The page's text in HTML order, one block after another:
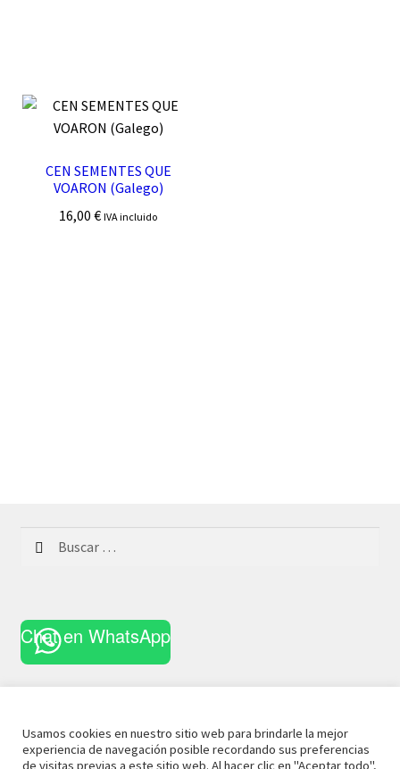
CEN SEMENTES QUE
VOARON (Galego)
16,00€ IVA incluido
Chat en WhatsApp
© 2021 La Casa CuriosaAviso Legal Términos y
Usamos cookies en nuestro sitio web para brindarle la mejor
experiencia de navegación posible recordando sus preferencias
de visitas previas a este sitio web. Al hacer clic en "Aceptar todo",